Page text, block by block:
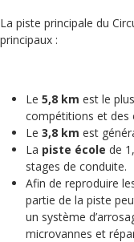
La piste principale du
principaux :
Le 5,8 km est le
compétitions et des
Le 3,8 km est
La piste école de
stages de conduite.
Afin de reproduire
partie de la piste
un système
microvannes et